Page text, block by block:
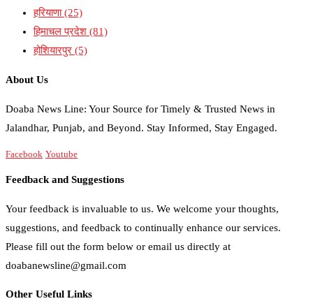
हरियाणा(25)
हिमाचल प्रदेश (81)
होशियारपुर (5)
About Us
Doaba News Line: Your Source for Timely & Trusted News in
Jalandhar, Punjab, and Beyond. Stay Informed, Stay Engaged.
Facebook Youtube
Feedback and Suggestions
Your feedback is invaluable to us. We welcome your thoughts,
suggestions, and feedback to continually enhance our services.
Please fill out the form below or email us directly at
doabanewsline@gmail.com
Other Useful Links